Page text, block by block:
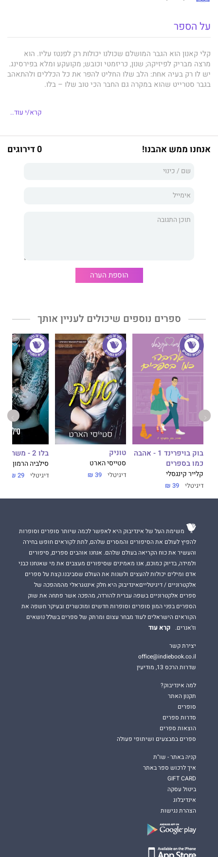
על הספר
קלי קאנון הוא הגבר המושלם שכולנו יכולות רק לפנטז עליו. הוא
מרצה מבריק לפיזיקה; שנון, כריזמטי וכובש; מקועקע ומלא בפירסינג.
יש לו רק בעיה אחת: הלב שלו החליט להפר את כל הכללים ולהתאהב
בגבר סטרייט שהוא במקרה גם החבר הכי טוב שלו – בלו.
כוכב הפוטבול בריטון "בלו" מונטגומרי צבר לעצמו מוניטין של שחקן
לעומת זאת מתעניין רק בקריירת הפוטבול שלו, והמאמנים שלו
יושבים לו על הווריד ומצפים ממנו להביא לניצחונות, בלי להיפצע
סדר העדיפויות שלו, אך ישנו דבר אחד שבלו מייחס לו חשיבות רבה
חדשה ורומנטית, בלו מתחיל להבין את ההשפעה האפשרית של
הקשר ביניהם על קריירת הפוטבול.
והכימיה הממגנטת בין השורות, בלו וקלי מזכירים לנו עד כמה גדול
כוחה של האהבה ושלפעמים הדברים הטובים ביותר נמצאים מתחת
קרא/י עוד..
אנחנו ממש אהבנו! 0 דירוגים
הוספת הערה
ספרים נוספים שיכולים לעניין אותך
בוק בויפרינד 1 - אהבה
כמו בספרים
קלייר קינגסלי
דיגיטלי 39 ₪
טוניק
סטייסי הארט
דיגיטלי 39 ₪
בלו 2 - משחק חוץ
סילביה הרמון
דיגיטלי 29 ₪
משימת העל של אינדיבוק היא לאפשר לכמה שיותר סופרים וסופרות
להפיץ לעולם את הסיפורים והמסרים שלהם, לתת לקוראים חופש בחירה
והעשיר את כוח הקריאה בעולם שלהם. אנחנו אוהבים ספרים, סיפורים
ולמידה, בדיוק כמוכם, אנו מאמינים שסיפורים מעצבים את מי שאנחנו כבני
אדם ומילים יכולות להעצים ולשנות את העולם שסביבנו.קצת על ספרים
אלקטרוניים / דיגיטלייםאינדיבוק היא חלק אינטגראלי מהמהפכה של
ספרים אלקטרוניים בשפה עברית להורדה, מהפכה אשר פתחה את שוק
הספרים בפני המון סופרים וסופרות חדשים ומוכשרים ובעיקר חשפה את
הקוראים הישראלים לעוד מבחר עצום ומרתק של ספרים בשלל נושאים
וז'אנרים.
קרא עוד
יצירת קשר
office@indiebook.co.il
שדרות הרכס 13, מודיעין
למה אינדיבוק?
תקנון האתר
סופרים
סדרות ספרים
הוצאות ספרים
ספרים במבצעים ושיתופי פעולה
קניה באתר - שו"ת
איך לרכוש ספר באתר
GIFT CARD
ביטול עסקה
אינדיבלוג
הצהרת נגישות